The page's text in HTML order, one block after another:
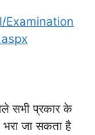
Examination
सभी प्रकार के
जा सकता है